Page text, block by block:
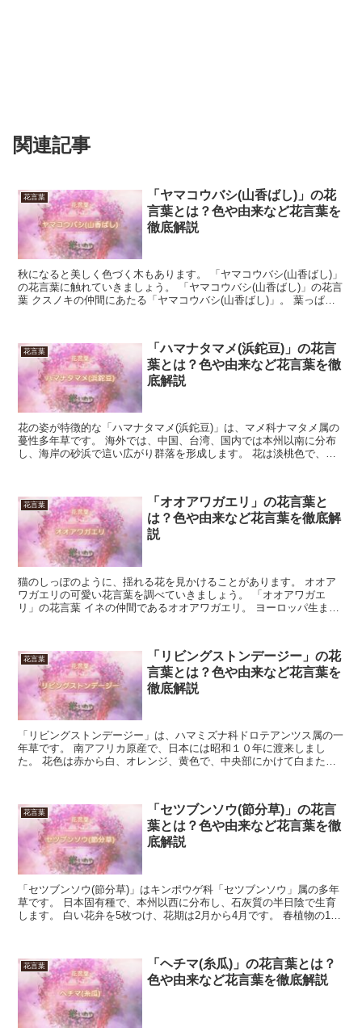
関連記事
花言葉
「ヤマコウバシ(山香ばし)」の花
言葉とは？色や由来など花言葉を
徹底解説
秋になると美しく色づく木もあります。 「ヤマコウバシ(山香ばし)」
の花言葉に触れていきましょう。 「ヤマコウバシ(山香ばし)」の花言
葉 クスノキの仲間にあたる「ヤマコウバシ(山香ばし)」。 葉っぱの
花言葉
「ハマナタマメ(浜鉈豆)」の花言
葉とは？色や由来など花言葉を徹
底解説
花の姿が特徴的な「ハマナタマメ(浜鉈豆)」は、マメ科ナマタメ属の
蔓性多年草です。 海外では、中国、台湾、国内では本州以南に分布
し、海岸の砂浜で這い広がり群落を形成します。 花は淡桃色で、花
花言葉
「オオアワガエリ」の花言葉と
は？色や由来など花言葉を徹底解
説
猫のしっぽのように、揺れる花を見かけることがあります。 オオア
ワガエリの可愛い花言葉を調べていきましょう。 「オオアワガエ
リ」の花言葉 イネの仲間であるオオアワガエリ。 ヨーロッパ生まれ
花言葉
「リビングストンデージー」の花
言葉とは？色や由来など花言葉を
徹底解説
「リビングストンデージー」は、ハマミズナ科ドロテアンツス属の一
年草です。 南アフリカ原産で、日本には昭和１０年に渡来しまし
た。 花色は赤から白、オレンジ、黄色で、中央部にかけて白または
花言葉
「セツブンソウ(節分草)」の花言
葉とは？色や由来など花言葉を徹
底解説
「セツブンソウ(節分草)」はキンポウゲ科「セツブンソウ」属の多年
草です。 日本固有種で、本州以西に分布し、石灰質の半日陰で生育
します。 白い花弁を5枚つけ、花期は2月から4月です。 春植物の1つ
花言葉
「ヘチマ(糸瓜)」の花言葉とは？
色や由来など花言葉を徹底解説